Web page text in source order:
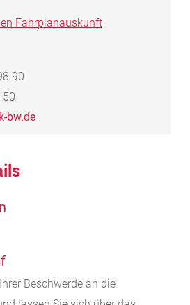
Fahrplanauskunft
90
50
bw.de
Beschwerde an die